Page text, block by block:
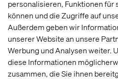
personalisieren, Funktionen für
können und die Zugriffe auf
Außerdem geben wir
unserer Website an unsere
Werbung und Analysen weiter.
diese Informationen
zusammen, die Sie ihnen
Startseite
Offices